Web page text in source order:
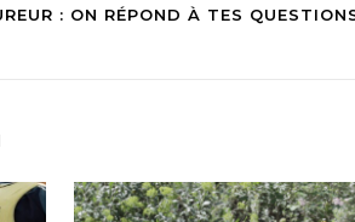
: ON RÉPOND À TES